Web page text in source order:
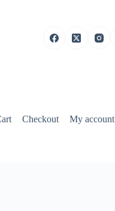
Checkout My account